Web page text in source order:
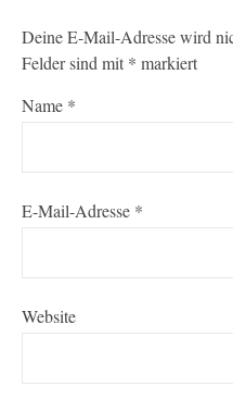
Deine E-Mail-Adresse wird
Felder sind mit * markiert
Name *
E-Mail-Adresse *
Website